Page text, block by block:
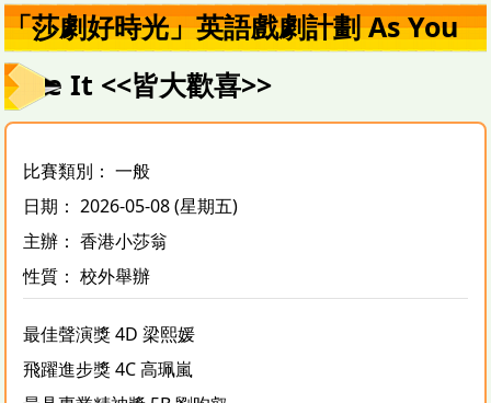
「莎劇好時光」英語戲劇計劃 As You
Like It <<皆大歡喜>>
比賽類別： 一般
日期： 2026-05-08 (星期五)
主辦： 香港小莎翁
性質： 校外舉辦
最佳聲演獎 4D 梁熙媛
飛躍進步獎 4C 高珮嵐